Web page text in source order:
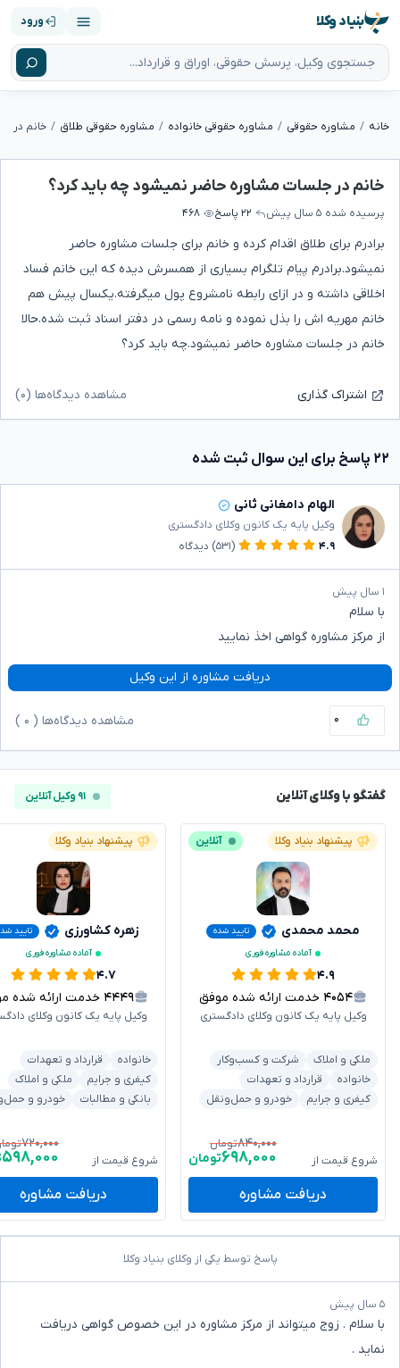
بنیاد وکلا ورود
خانه مشاوره حقوقی مشاوره حقوقی خانواده مشاوره حقوقی طلاق خانم در
خانم در جلسات مشاوره حاضر نمیشود چه باید کرد؟
پرسیده شده ۵ سال پیش ۲۲ پاسخ ۴۶۸
برادرم برای طلاق اقدام کرده و خانم برای جلسات مشاوره حاضر
نمیشود.برادرم پیام تلگرام بسیاری از همسرش دیده که این خانم فساد
اخلاقی داشته و در ازای رابطه نامشروع پول میگرفته.یکسال پیش هم
خانم مهریه اش را بذل نموده و نامه رسمی در دفتر اسناد ثبت شده.حالا
خانم در جلسات مشاوره حاضر نمیشود.چه باید کرد؟
اشتراک گذاری مشاهده دیدگاه‌ها (۰)
۲۲ پاسخ برای این سوال ثبت شده
الهام دامغانی ثانی
وکیل پایه یک کانون وکلای دادگستری
۴.۹
(۵۳۱) دیدگاه
۱ سال پیش
با سلام
از مرکز مشاوره گواهی اخذ نمایید
دریافت مشاوره از این وکیل
۰ مشاهده دیدگاه‌ها ( ۰
گفتگو با وکلای آنلاین ۹۱ وکیل آنلاین
پیشنهاد بنیاد وکلا آنلاین
محمد محمدی
تایید شده
آماده مشاوره فوری
۴.۹
۴۰۵۴ خدمت ارائه شده موفق
وکیل پایه یک کانون وکلای دادگستری
ملکی و املاک
شرکت و کسب‌وکار
خانواده
قرارداد و تعهدات
کیفری و جرایم
خودرو و حمل‌ونقل
شروع قیمت از
۸۴۰,۰۰۰تومان
۶۹۸,۰۰۰تومان
دریافت مشاوره
پیشنهاد بنیاد وکلا
زهره کشاورزی
تایید
آماده مشاوره فوری
۴.۷
۴۴۴۹ خدمت ارائه شده موفق
وکیل پایه یک کانون وکلای
خانواده
قرارداد و تعهدات
کیفری و جرایم
ملکی و املاک
بانکی و مطالبات
خودرو و
شروع قیمت از
۷۲۰,۰۰۰
۵۹۸,۰۰۰
دریافت مشاوره
پاسخ توسط یکی از وکلای بنیاد وکلا
۵ سال پیش
با سلام . زوج میتواند از مرکز مشاوره در این خصوص گواهی دریافت
نماید .